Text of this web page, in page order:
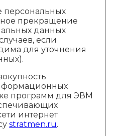
персональных
прекращение
данных
если
для уточнения
программ для ЭВМ
интернет
stratmen.ru.